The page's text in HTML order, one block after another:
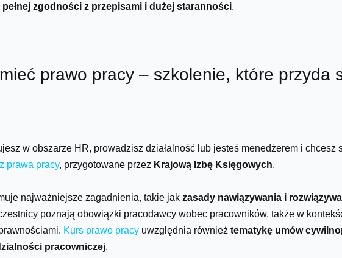
pełnej zgodności z przepisami i dużej staranności.
prawo pracy – szkolenie, które przyda
w obszarze HR, prowadzisz działalność lub jesteś menedżerem i
prawa pracy, przygotowane przez Krajową Izbę Księgowych.
najważniejsze zagadnienia, takie jak zasady nawiązywania i
poznają obowiązki pracodawcy wobec pracowników, także w
Kurs prawo pracy uwzględnia również tematykę umów
pracowniczej.